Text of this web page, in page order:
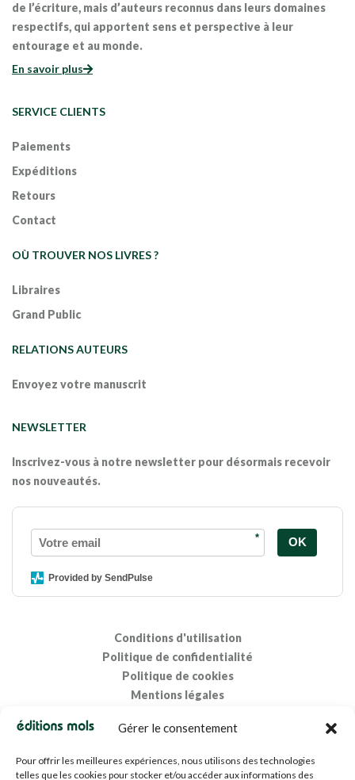
Gérer le consentement
Pour offrir les meilleures expériences, nous utilisons des technologies
telles que les cookies pour stocker et/ou accéder aux informations des
de l’écriture, mais d’auteurs reconnus dans leurs domaines
respectifs, qui apportent sens et perspective à leur
entourage et au monde.
En savoir plus
SERVICE CLIENTS
Paiements
Expéditions
Retours
Contact
OÙ TROUVER NOS LIVRES ?
Libraires
Grand Public
RELATIONS AUTEURS
Envoyez votre manuscrit
NEWSLETTER
Inscrivez-vous à notre newsletter pour désormais recevoir
nos nouveautés.
* OK
Provided by SendPulse
Conditions d'utilisation
Politique de confidentialité
Politique de cookies
Mentions légales